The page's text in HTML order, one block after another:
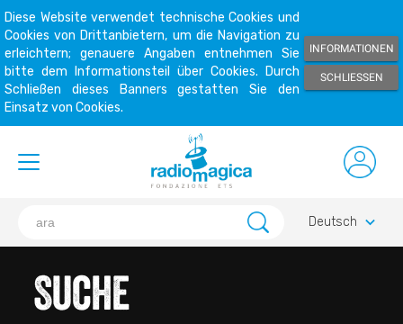
Diese Website verwendet technische Cookies und
Cookies von Drittanbietern, um die Navigation zu
erleichtern; genauere Angaben entnehmen Sie
bitte dem Informationsteil über Cookies. Durch
Schließen dieses Banners gestatten Sie den
Einsatz von Cookies.
INFORMATIONEN
SCHLIESSEN
Deutsch keyboard_arrow_down
Suche